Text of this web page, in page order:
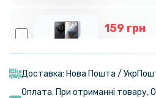
159 грн
Pro​​​, Transparent
Доставка: Нова Пошта /
Оплата: При отриманні товару,